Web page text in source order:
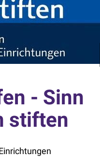
- Sinn
stiften